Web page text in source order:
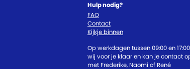
Hulp nodig?
FAQ
Contact
Kijkje binnen
Op werkdagen tussen 09:00 en
wij voor je klaar en kan je contact
met Frederike, Naomi of René